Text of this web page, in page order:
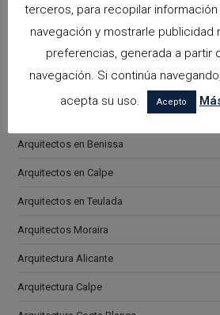
arquitectora espacios biofilicos
Arquitectos en Benissa
Arquitectos en Calpe
Arquitectos en Teulada
Arquitectos Moraira
Arquitectura Alicante
Arquitectura Calpe
terceros, para recopilar
navegación y mostrarle publicidad
preferencias, generada a partir
navegación. Si continúa
acepta su uso.
Acepto